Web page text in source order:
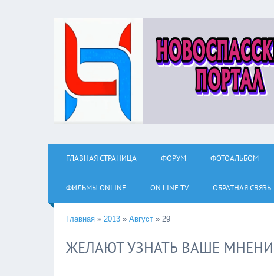
ГЛАВНАЯ СТРАНИЦА ФОРУМ ФОТОАЛЬБОМ
ФИЛЬМЫ ОNLINE ON LINE TV ОБРАТНАЯ СВЯЗЬ
Главная » 2013 » Август » 29
ЖЕЛАЮТ УЗНАТЬ ВАШЕ